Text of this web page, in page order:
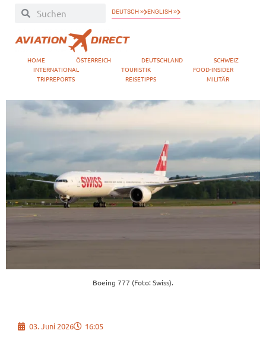
DEUTSCH » ENGLISH »
HOME ÖSTERREICH DEUTSCHLAND
SCHWEIZ
INTERNATIONAL
TOURISTIK
FOOD-INSIDER
TRIPREPORTS
REISETIPPS MILITÄR
Boeing 777 (Foto: Swiss).
03. Juni 2026 16:05